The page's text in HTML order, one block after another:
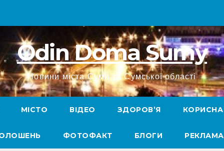
Odin Doma Sumy
Новини міста Суми та Сумської області
МІСТО ВІДЕО ЗДОРОВ’Я КОРИСНА
ФОТОФАКТ БЛОГИ РЕКЛАМА